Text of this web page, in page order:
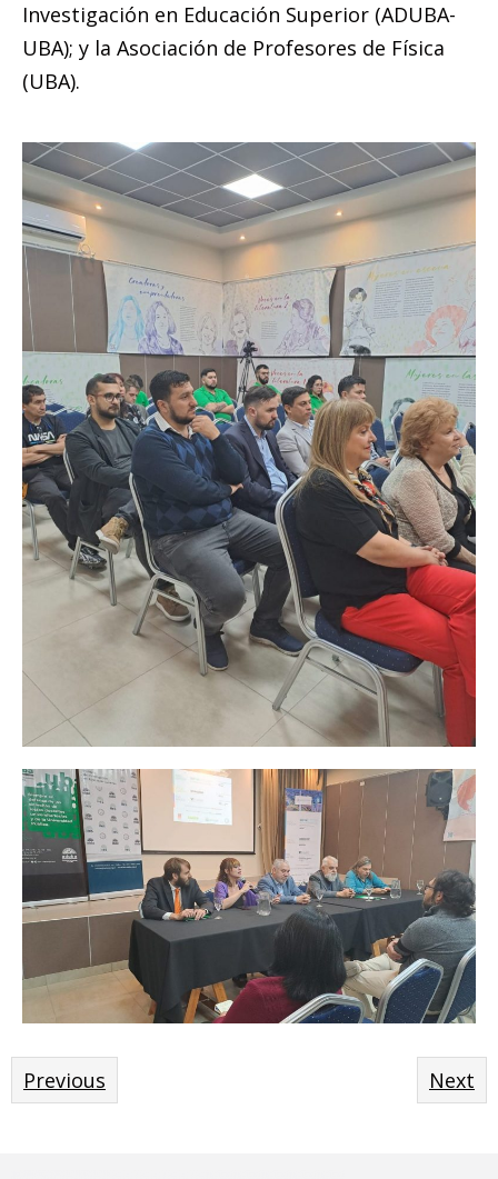
Investigación en Educación Superior (ADUBA-
UBA); y la Asociación de Profesores de Física
(UBA).
Previous Next